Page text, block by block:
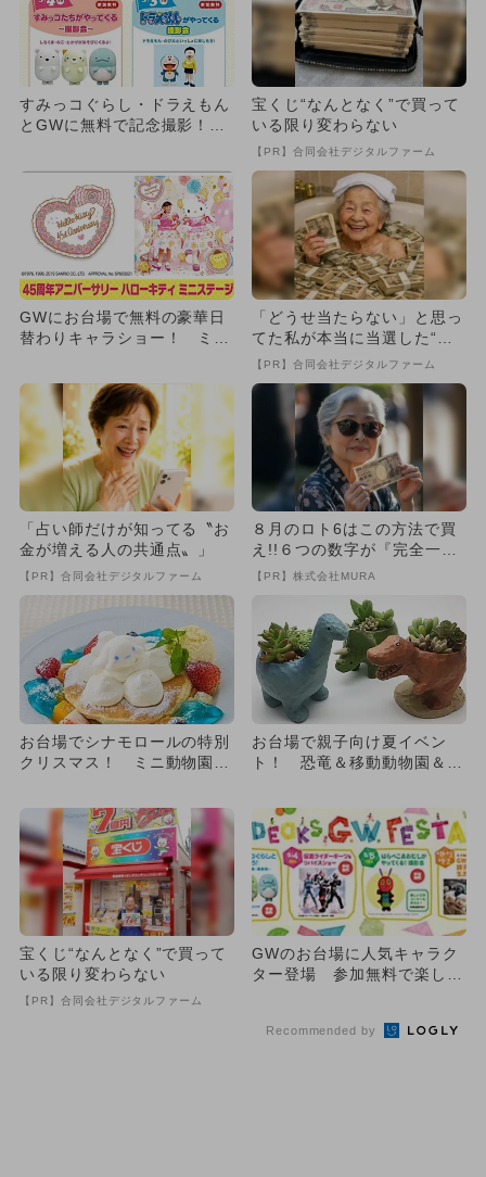
すみっコぐらし・ドラえもん
とGWに無料で記念撮影！お
宝くじ“なんとなく”で買って
いる限り変わらない
【PR】合同会社デジタルファーム
GWにお台場で無料の豪華日
替わりキャラショー！ ミニ
「どうせ当たらない」と思っ
てた私が本当に当選した“買
い方”がこれ
【PR】合同会社デジタルファーム
「占い師だけが知ってる〝お
金が増える人の共通点〟」
【PR】合同会社デジタルファーム
８月のロト6はこの方法で買
え!!６つの数字が『完全一
致』する方法
【PR】株式会社MURA
お台場でシナモロールの特別
クリスマス！ ミニ動物園＆
お台場で親子向け夏イベン
ト！ 恐竜＆移動動物園＆水
宝くじ“なんとなく”で買って
いる限り変わらない
【PR】合同会社デジタルファーム
GWのお台場に人気キャラク
ター登場 参加無料で楽しめ
Recommended by